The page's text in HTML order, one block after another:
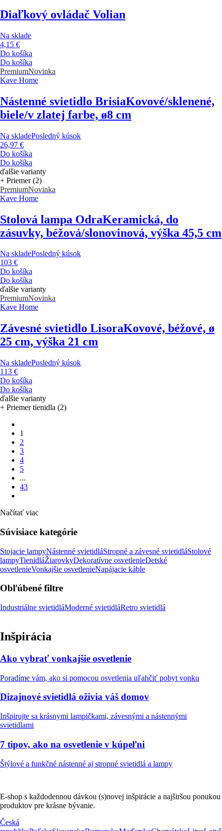
Diaľkový ovládač Volian
Na sklade
4,15 €
Do košíka
Do košíka
PremiumNovinka
Kave Home
Nástenné svietidlo BrisiaKovové/sklenené,
biele/v zlatej farbe, ø8 cm
Na skladePosledný kúsok
26,97 €
Do košíka
Do košíka
ďalšie varianty
+ Priemer (2)
PremiumNovinka
Kave Home
Stolová lampa OdraKeramická, do
zásuvky, béžová/slonovinová, výška 45,5 cm
Na skladePosledný kúsok
103 €
Do košíka
Do košíka
ďalšie varianty
PremiumNovinka
Kave Home
Závesné svietidlo LisoraKovové, béžové, ø
25 cm, výška 21 cm
Na skladePosledný kúsok
113 €
Do košíka
Do košíka
ďalšie varianty
+ Priemer tienidla (2)
1
2
3
4
5
...
43
Načítať viac
Súvisiace kategórie
Stojacie lampyNástenné svietidláStropné a závesné svietidláStolové
lampyTienidláŽiarovkyDekoratívne osvetlenieDetské
osvetlenieVonkajšie osvetlenieNapájacie káble
Obľúbené filtre
Industriálne svietidláModerné svietidláRetro svietidlá
Inšpirácia
Ako vybrať vonkajšie osvetlenie
Poradíme vám, ako si pomocou osvetlenia uľahčiť pobyt vonku
Dizajnové svietidlá oživia váš domov
Inšpirujte sa krásnymi lampičkami, závesnými a nástennými
svietidlami
7 tipov, ako na osvetlenie v kúpeľni
Štýlové a funkčné nástenné aj stropné svietidlá a lampy
E-shop s každodennou dávkou (s)novej inšpirácie a najširšou ponukou
produktov pre krásne bývanie.
Česká